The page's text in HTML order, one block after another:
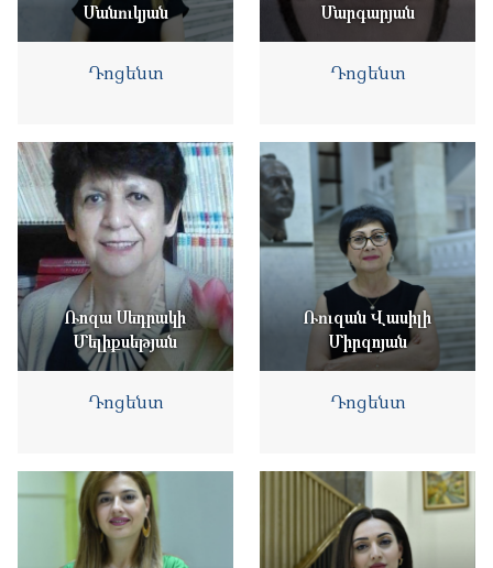
Մանուկյան
Դոցենտ
Մարգարյան
Դոցենտ
Ռոզա Սեդրակի
Մելիքսեթյան
Դոցենտ
Ռուզան Վասիլի
Միրզոյան
Դոցենտ